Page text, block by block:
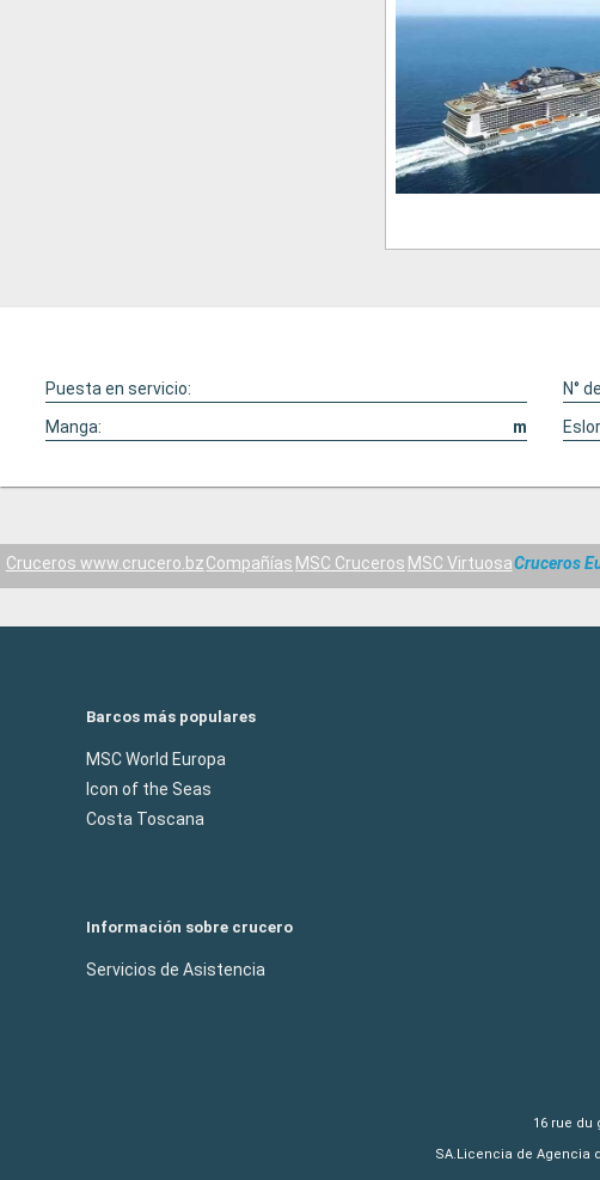
Puesta en servicio: N°
Manga:
m
Cruceros www.crucero.bzCompañías MSC Cruceros MSC VirtuosaCruceros
Barcos más populares
MSC World Europa
Icon of the Seas
Costa Toscana
Información sobre crucero
Servicios de Asistencia
16 rue du
SA.Licencia de Agencia